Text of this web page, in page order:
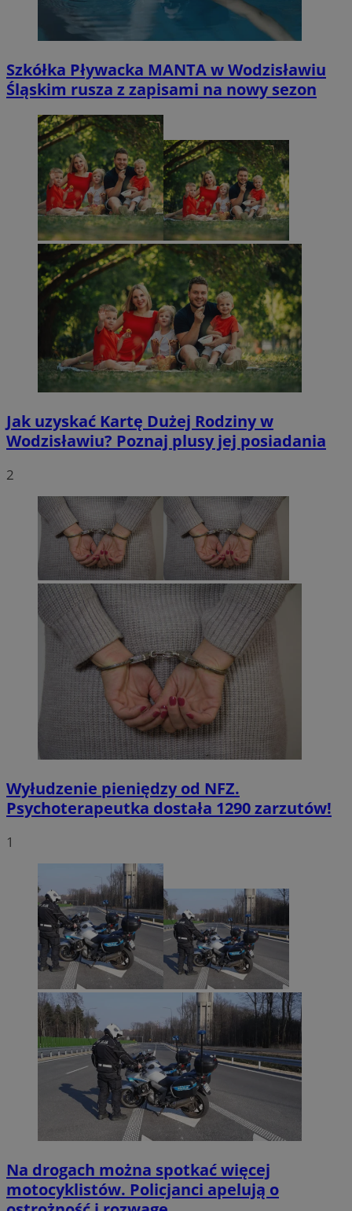
Szkółka Pływacka MANTA w Wodzisławiu
Śląskim rusza z zapisami na nowy sezon
Jak uzyskać Kartę Dużej Rodziny w
Wodzisławiu? Poznaj plusy jej posiadania
2
Wyłudzenie pieniędzy od NFZ.
Psychoterapeutka dostała 1290 zarzutów!
1
Na drogach można spotkać więcej
motocyklistów. Policjanci apelują o